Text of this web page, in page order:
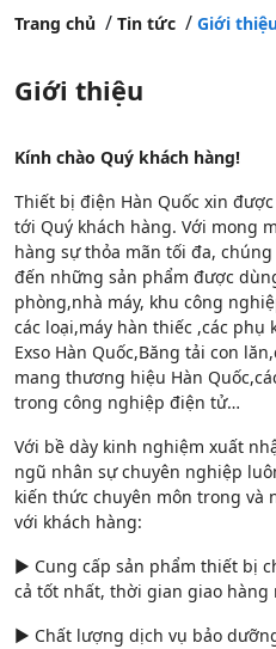
Trang chủ Tin tức Giới
Giới thiệu
Kính chào Quý khách hàng!
Thiết bị điện Hàn Quốc xin
tới Quý khách hàng. Với mong
hàng sự thỏa mãn tối đa,
đến những sản phẩm được
phòng,nhà máy, khu công
các loại,máy hàn thiếc ,các
Exso Hàn Quốc,Băng tải con
mang thương hiệu Hàn
trong công nghiệp điện tử…
Với bề dày kinh nghiệm xuất
ngũ nhân sự chuyên nghiệp
kiến thức chuyên môn trong và
với khách hàng:
► Cung cấp sản phẩm thiết bị
cả tốt nhất, thời gian giao hàng
► Chất lượng dịch vụ bảo